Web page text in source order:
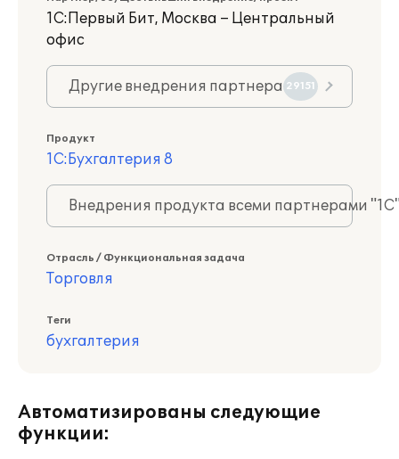
1С:Первый Бит, Москва – Центральный
офис
Другие внедрения партнера 29151
Продукт
1С:Бухгалтерия 8
Внедрения продукта всеми партнерами
Отрасль / Функциональная задача
Торговля
Теги
бухгалтерия
Автоматизированы следующие
функции: